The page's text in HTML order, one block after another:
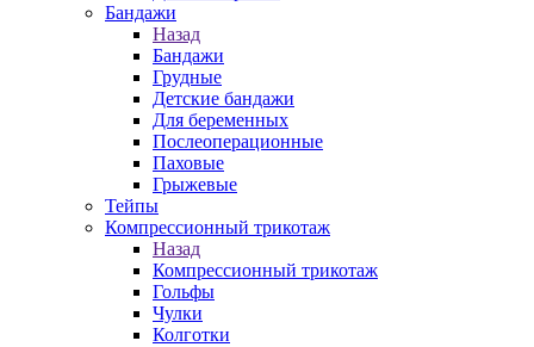
Бандажи
Назад
Бандажи
Грудные
Детские бандажи
Для беременных
Послеоперационные
Паховые
Грыжевые
Тейпы
Компрессионный трикотаж
Назад
Компрессионный трикотаж
Гольфы
Чулки
Колготки